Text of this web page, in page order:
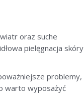
oraz suche
pielęgnacja skóry
problemy,
warto wyposażyć